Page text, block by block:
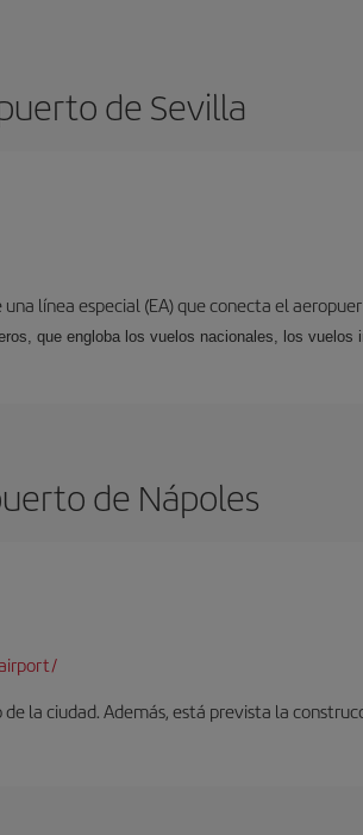
de Sevilla
línea especial (EA) que conecta el
que engloba los vuelos nacionales, los
de Nápoles
la ciudad. Además, está prevista la